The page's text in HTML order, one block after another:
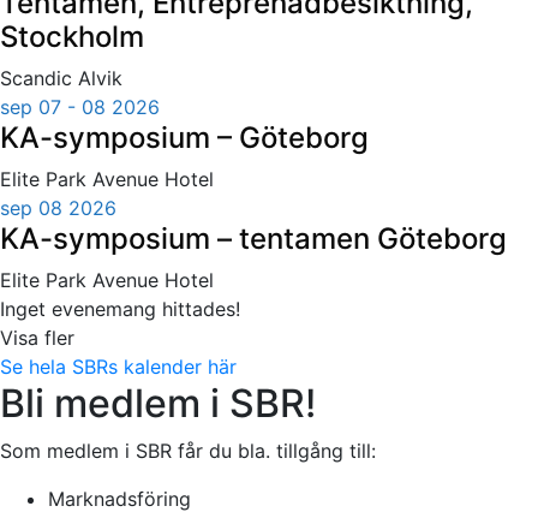
Stockholm
Scandic Alvik
sep 07 - 08 2026
KA-symposium – Göteborg
Elite Park Avenue Hotel
sep 08 2026
KA-symposium – tentamen Göteborg
Elite Park Avenue Hotel
Inget evenemang hittades!
Visa fler
Se hela SBRs kalender här
Bli medlem i SBR!
Som medlem i SBR får du bla. tillgång till:
Marknadsföring